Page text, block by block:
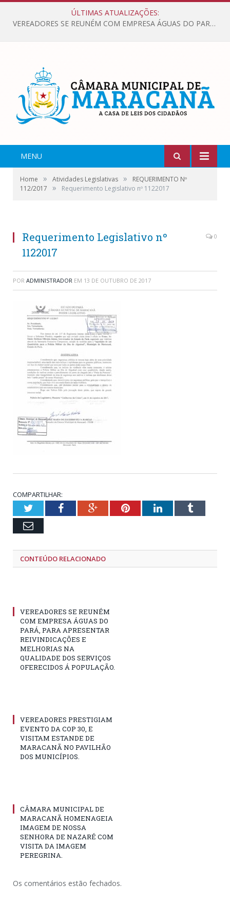
ÚLTIMAS ATUALIZAÇÕES:
VEREADORES SE REUNÉM COM EMPRESA ÁGUAS DO PARÁ, PARA APRESENTAR REIVINDICAÇÕES E MELHORIAS NA QUALIDADE DOS SERVIÇOS OFERECIDOS Á POPULAÇÃO.
MENU
Home » Atividades Legislativas »
REQUERIMENTO Nº
112/2017
» Requerimento Legislativo nº 1122017
Requerimento Legislativo nº
1122017
0
POR ADMINISTRADOR EM 13 DE OUTUBRO DE 2017
COMPARTILHAR:
TwitterFacebookGoogle+PinterestLinkedInTumblr
Email
CONTEÚDO RELACIONADO
VEREADORES SE REUNÉM
COM EMPRESA ÁGUAS DO
PARÁ, PARA APRESENTAR
REIVINDICAÇÕES E
MELHORIAS NA
QUALIDADE DOS SERVIÇOS
OFERECIDOS Á POPULAÇÃO.
VEREADORES PRESTIGIAM
EVENTO DA COP 30, E
VISITAM ESTANDE DE
MARACANÃ NO PAVILHÃO
DOS MUNICÍPIOS.
CÂMARA MUNICIPAL DE
MARACANÃ HOMENAGEIA
IMAGEM DE NOSSA
SENHORA DE NAZARÉ COM
VISITA DA IMAGEM
PEREGRINA.
Os comentários estão fechados.